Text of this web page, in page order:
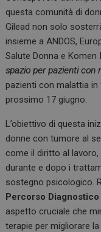
questa comunità di
Gilead non solo
insieme a ANDOS,
Salute Donna e
spazio per pazienti con
pazienti con malattia
prossimo 17 giugno.
L’obiettivo di questa
donne con tumore al
come il diritto al lavoro,
durante e dopo i
sostegno psicologico.
Percorso
aspetto cruciale che
terapie per migliorare